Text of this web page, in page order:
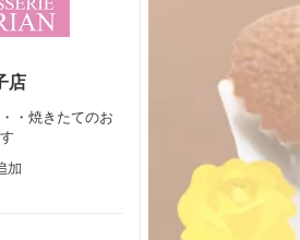
店
・焼きたてのお